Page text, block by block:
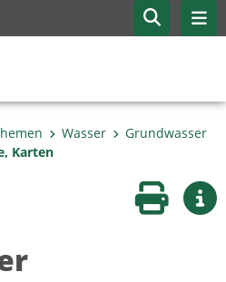
Wasser
Grundwasser
Karten
Seite